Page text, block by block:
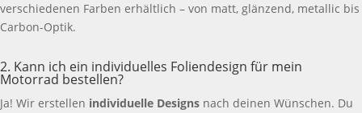
verschiedenen Farben erhältlich – von matt, glänzend, metallic bis
Carbon-Optik.
2. Kann ich ein individuelles Foliendesign für mein
Motorrad bestellen?
Ja! Wir erstellen individuelle Designs nach deinen Wünschen. Du